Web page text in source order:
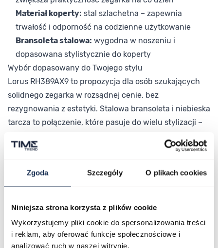
Zgoda Szczegóły O plikach cookies
Niniejsza strona korzysta z plików cookie
Wykorzystujemy pliki cookie do spersonalizowania treści
i reklam, aby oferować funkcje społecznościowe i
analizować ruch w naszej witrynie.
Materiał koperty: stal szlachetna – zapewnia
trwałość i odporność na codzienne użytkowanie
Bransoleta stalowa: wygodna w noszeniu i
dopasowana stylistycznie do koperty
Wybór dopasowany do Twojego stylu
Lorus RH389AX9 to propozycja dla osób szukających
solidnego zegarka w rozsądnej cenie, bez
rezygnowania z estetyki. Stalowa bransoleta i niebieska
tarcza to połączenie, które pasuje do wielu stylizacji –
prostotę formy z zestawem funkcji przydatnych w
Połączenie stylu i funkcjonalności
design z praktycznymi rozwiązaniami w dostępnej
cenie. Jeśli szukasz niezawodnego modelu na co dzień
– ten zegarek spełni swoje zadanie. Sprawdź go w
naszym sklepie i przekonaj się, że dobra jakość nie musi